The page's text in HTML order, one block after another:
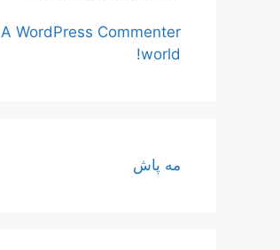
A WordPress Commenter
world!
مه پاش